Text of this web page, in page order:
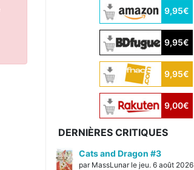
9,95€
9,95€
9,95€
9,00€
DERNIÈRES CRITIQUES
Cats and Dragon #3
par MassLunar le jeu. 6 août 2026